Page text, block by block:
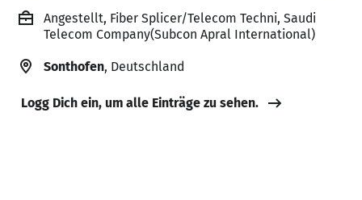
Angestellt, Fiber Splicer/Telecom Techni, Saudi
Telecom Company(Subcon Apral International)
Sonthofen, Deutschland
Logg Dich ein, um alle Einträge zu sehen.